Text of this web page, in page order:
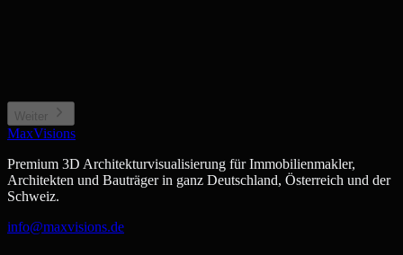
Weiter
MaxVisions
Premium 3D Architekturvisualisierung für Immobilienmakler,
Architekten und Bauträger in ganz Deutschland, Österreich und der
Schweiz.
info@maxvisions.de